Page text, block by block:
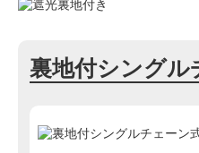
裏地付シングル